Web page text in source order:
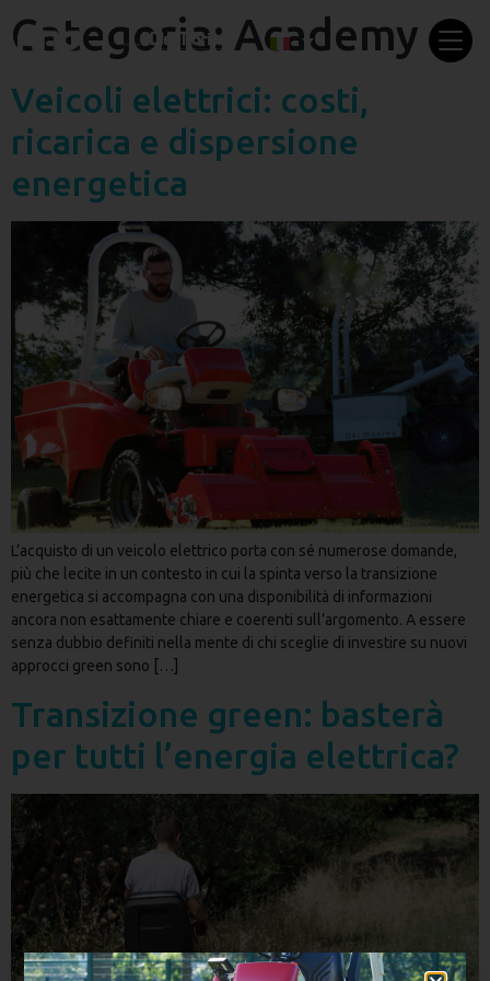
Categoria: Academy
Veicoli elettrici: costi,
ricarica e dispersione
energetica
L’acquisto di un veicolo elettrico porta con sé numerose domande,
più che lecite in un contesto in cui la spinta verso la transizione
energetica si accompagna con una disponibilità di informazioni
ancora non esattamente chiare e coerenti sull’argomento. A essere
senza dubbio definiti nella mente di chi sceglie di investire su nuovi
approcci green sono […]
Transizione green: basterà
per tutti l’energia elettrica?